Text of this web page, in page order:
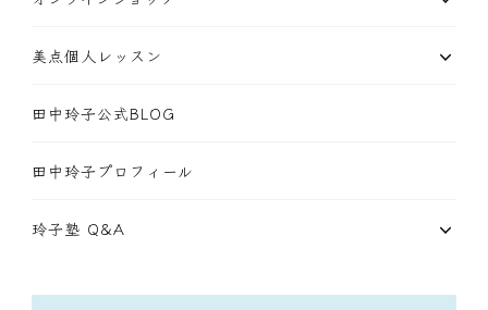
美点個人レッスン
田中玲子公式BLOG
田中玲子プロフィール
玲子塾 Q&A